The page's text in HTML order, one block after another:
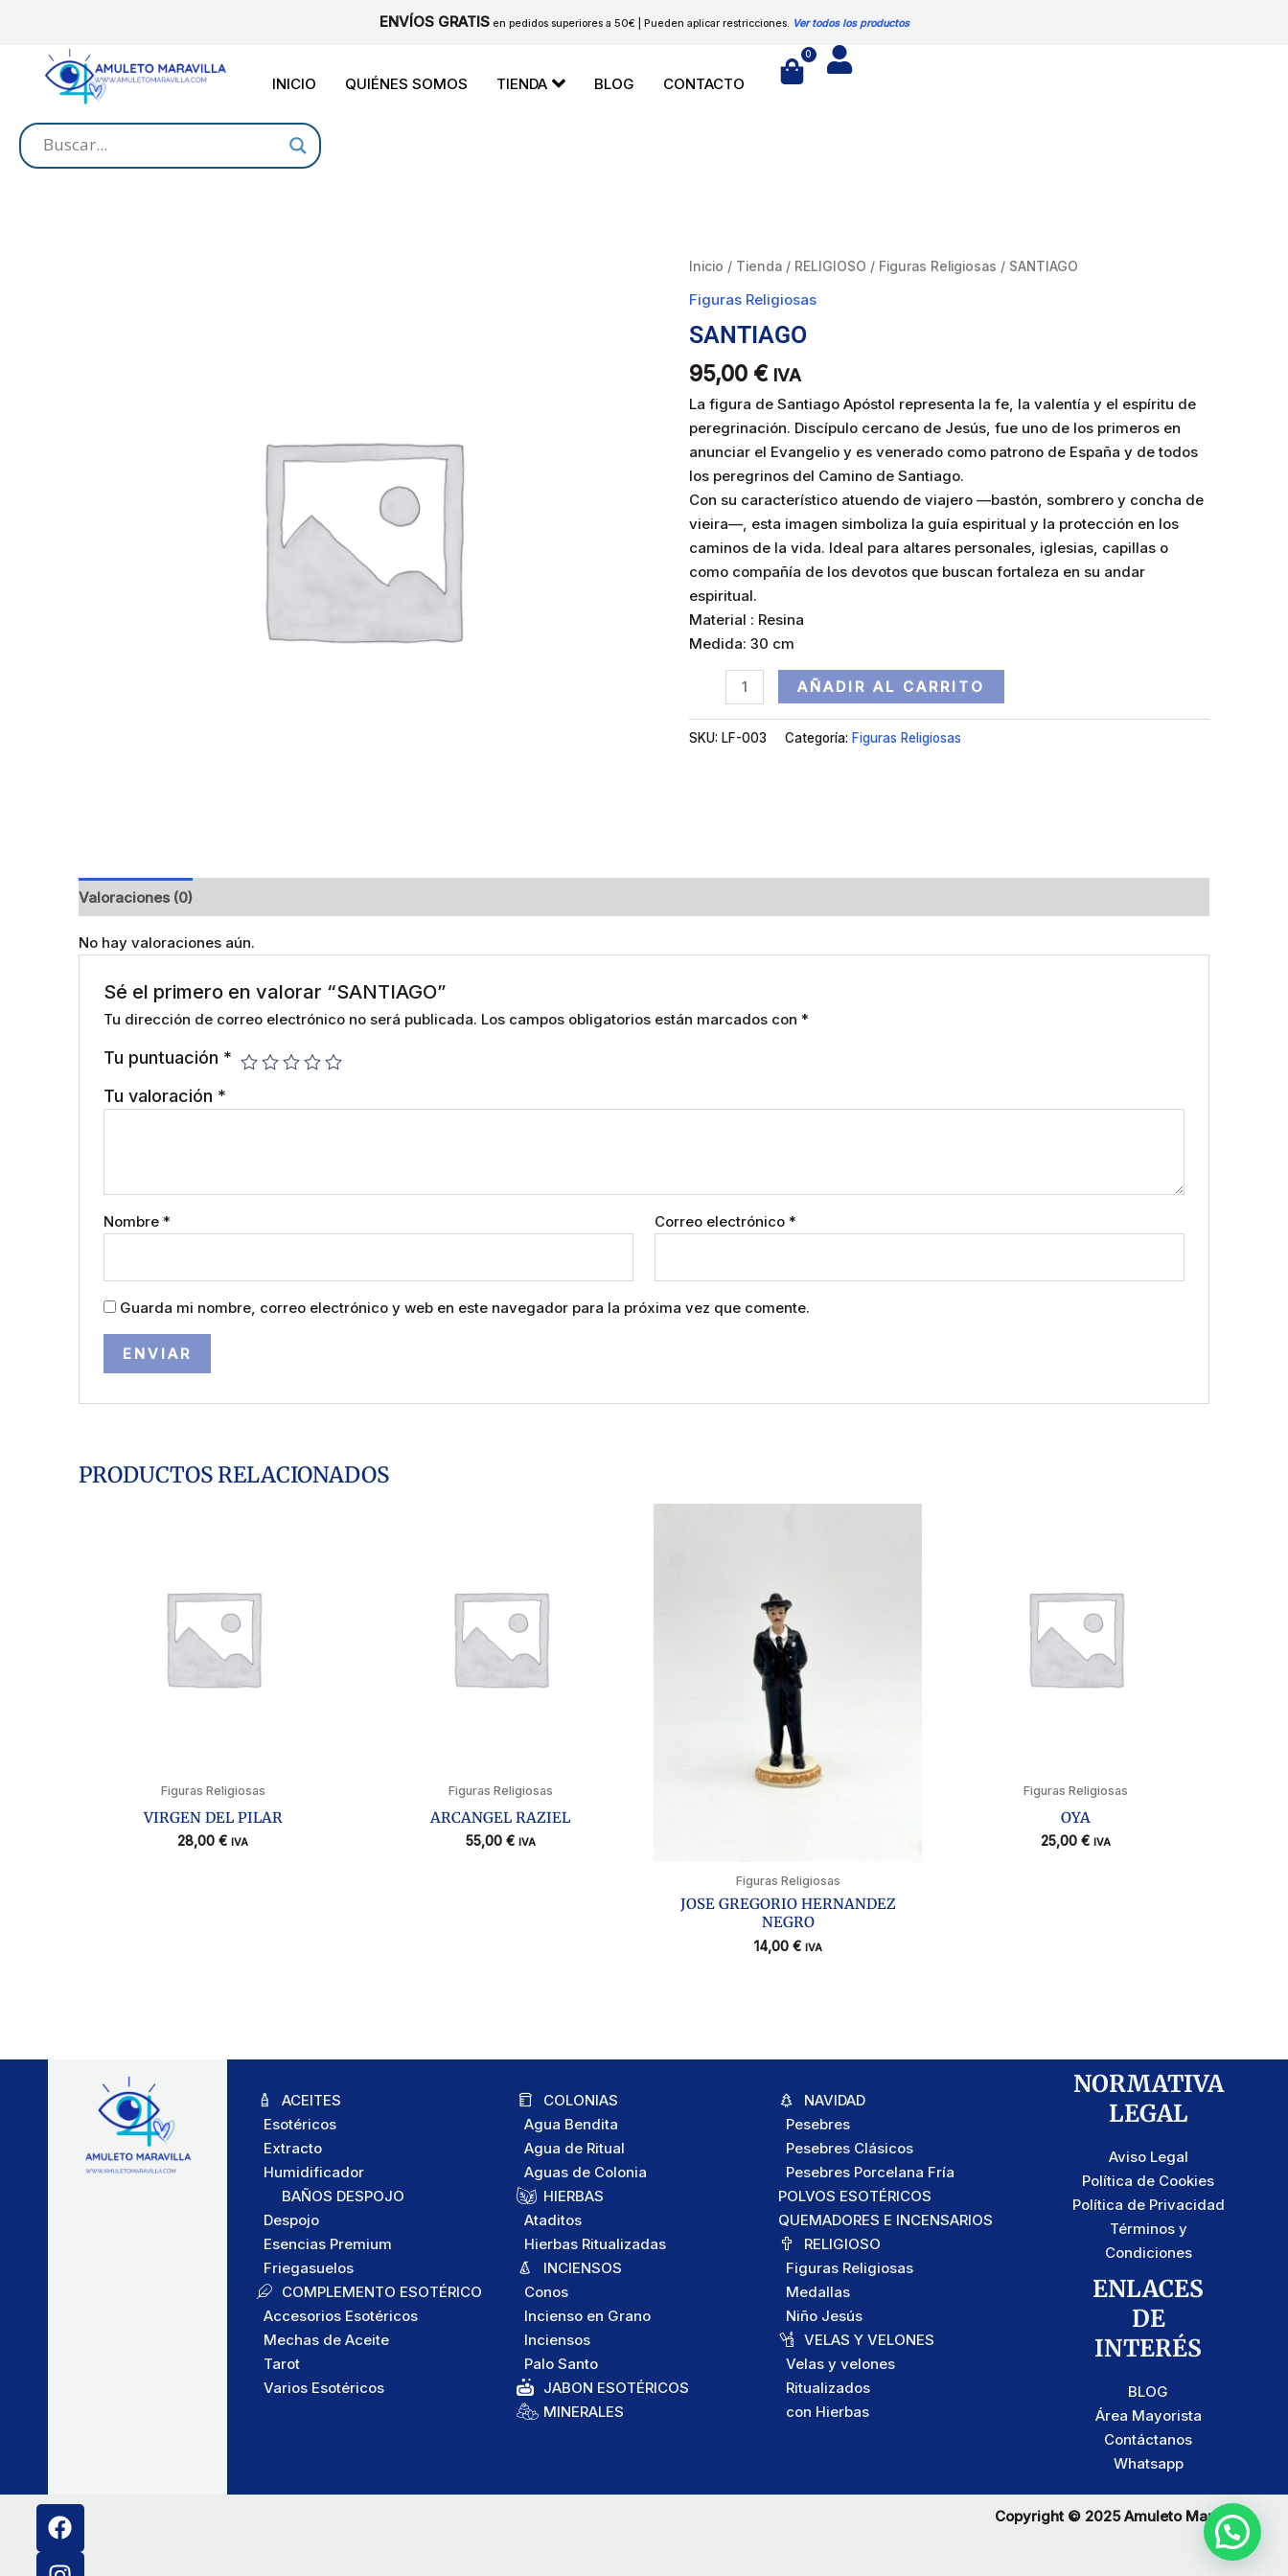
contenido
ENVÍOS GRATISen pedidos superiores a 50€ | Pueden aplicar restricciones. Ver todos los productos
INICIO QUIÉNES SOMOS TIENDA BLOG CONTACTO
0
Cart
Inicio / Tienda / RELIGIOSO / Figuras Religiosas / SANTIAGO
Figuras Religiosas
SANTIAGO
95,00 € IVA
La figura de Santiago Apóstol representa la fe, la valentía y el espíritu de
peregrinación. Discípulo cercano de Jesús, fue uno de los primeros en
anunciar el Evangelio y es venerado como patrono de España y de todos
los peregrinos del Camino de Santiago.
Con su característico atuendo de viajero —bastón, sombrero y concha de
vieira—, esta imagen simboliza la guía espiritual y la protección en los
caminos de la vida. Ideal para altares personales, iglesias, capillas o
como compañía de los devotos que buscan fortaleza en su andar
espiritual.
Material : Resina
Medida: 30 cm
SANTIAGO
cantidad
AÑADIR AL CARRITO
SKU:LF-003 Categoría:Figuras Religiosas
Valoraciones (0)
No hay valoraciones aún.
Sé el primero en valorar “SANTIAGO”
Tu dirección de correo electrónico no será publicada. Los campos obligatorios están marcados con*
Tu puntuación *
Tu valoración *
Nombre* Correo electrónico*
Guarda mi nombre, correo electrónico y web en este navegador para la próxima vez que comente.
PRODUCTOS RELACIONADOS
Figuras Religiosas
VIRGEN DEL PILAR
28,00 € IVA
Figuras Religiosas
ARCANGEL RAZIEL
55,00 € IVA
Figuras Religiosas
JOSE GREGORIO HERNANDEZ
NEGRO
14,00 € IVA
Figuras Religiosas
OYA
25,00 € IVA
ACEITES
Esotéricos
Extracto
Humidificador
BAÑOS DESPOJO
Despojo
Esencias Premium
Friegasuelos
COMPLEMENTO ESOTÉRICO
Accesorios Esotéricos
Mechas de Aceite
Tarot
Varios Esotéricos
COLONIAS
Agua Bendita
Agua de Ritual
Aguas de Colonia
HIERBAS
Ataditos
Hierbas Ritualizadas
INCIENSOS
Conos
Incienso en Grano
Inciensos
Palo Santo
JABON ESOTÉRICOS
MINERALES
NAVIDAD
Pesebres
Pesebres Clásicos
Pesebres Porcelana Fría
POLVOS ESOTÉRICOS
QUEMADORES E INCENSARIOS
RELIGIOSO
Figuras Religiosas
Medallas
Niño Jesús
VELAS Y VELONES
Velas y velones
Ritualizados
con Hierbas
NORMATIVA
LEGAL
Aviso Legal
Política de Cookies
Política de Privacidad
Términos y
Condiciones
ENLACES
DE
INTERÉS
BLOG
Área Mayorista
Contáctanos
Whatsapp
F
a
c
I
n
s
Copyright © 2025 Amuleto Maravilla